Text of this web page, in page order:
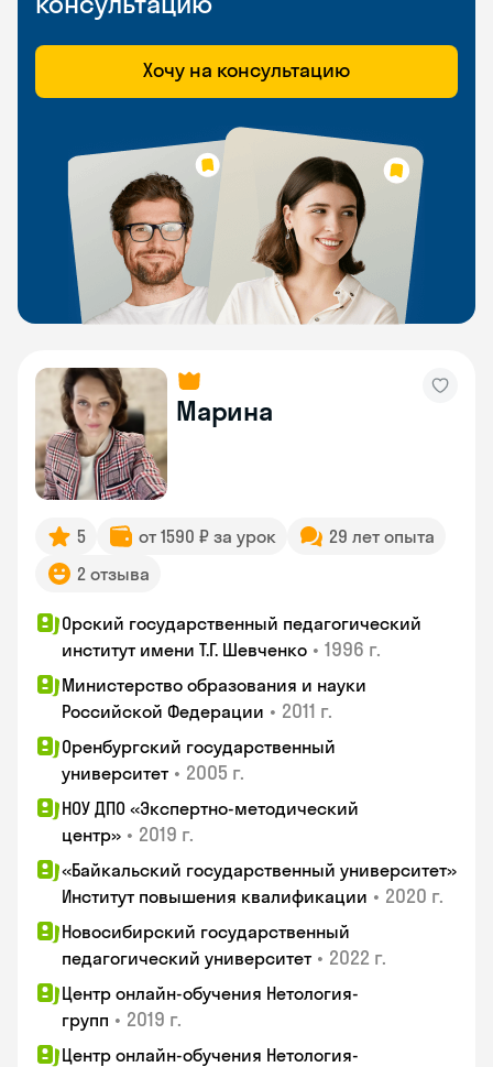
Хочу на консультацию
Марина
5 от 1590 ₽ за урок
29 лет опыта
2 отзыва
Орский государственный педагогический
институт имени Т.Г. Шевченко • 1996 г.
Министерство образования и науки
Российской Федерации • 2011 г.
Оренбургский государственный
университет • 2005 г.
НОУ ДПО «Экспертно-методический
центр» • 2019 г.
«Байкальский государственный университет»
Институт повышения квалификации • 2020 г.
Новосибирский государственный
педагогический университет • 2022 г.
Центр онлайн-обучения Нетология-
групп • 2019 г.
Центр онлайн-обучения Нетология-